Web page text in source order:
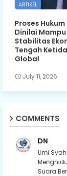
ARTIKEL
Proses
Dinilai
Stabilitas
Tengah
Global
July 11, 2026
COMMENTS
DN
Umi
Suara